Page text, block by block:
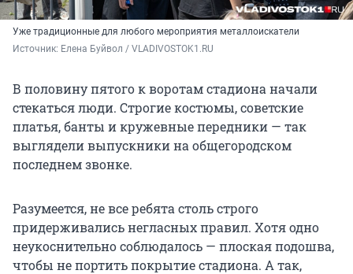
Уже традиционные для любого мероприятия металлоискатели
Источник: Елена Буйвол / VLADIVOSTOK1.RU
В половину пятого к воротам стадиона начали
стекаться люди. Строгие костюмы, советские
платья, банты и кружевные передники — так
выглядели выпускники на общегородском
последнем звонке.
Разумеется, не все ребята столь строго
придерживались негласных правил. Хотя одно
неукоснительно соблюдалось — плоская подошва,
чтобы не портить покрытие стадиона. А так,